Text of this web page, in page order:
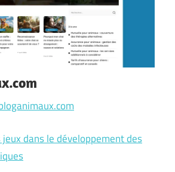
jeux dans le développement des